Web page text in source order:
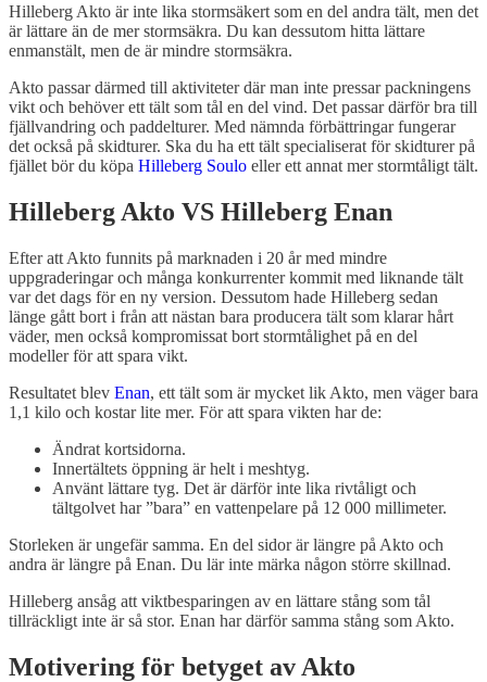
Hilleberg Akto är inte lika stormsäkert som en del andra tält, men det
är lättare än de mer stormsäkra. Du kan dessutom hitta lättare
enmanstält, men de är mindre stormsäkra.
Akto passar därmed till aktiviteter där man inte pressar packningens
vikt och behöver ett tält som tål en del vind. Det passar därför bra till
fjällvandring och paddelturer. Med nämnda förbättringar fungerar
det också på skidturer. Ska du ha ett tält specialiserat för skidturer på
fjället bör du köpa Hilleberg Soulo eller ett annat mer stormtåligt tält.
Hilleberg Akto VS Hilleberg Enan
Efter att Akto funnits på marknaden i 20 år med mindre
uppgraderingar och många konkurrenter kommit med liknande tält
var det dags för en ny version. Dessutom hade Hilleberg sedan
länge gått bort i från att nästan bara producera tält som klarar hårt
väder, men också kompromissat bort stormtålighet på en del
modeller för att spara vikt.
Resultatet blev Enan, ett tält som är mycket lik Akto, men väger bara
1,1 kilo och kostar lite mer. För att spara vikten har de:
Ändrat kortsidorna.
Innertältets öppning är helt i meshtyg.
Använt lättare tyg. Det är därför inte lika rivtåligt och
tältgolvet har ”bara” en vattenpelare på 12 000 millimeter.
Storleken är ungefär samma. En del sidor är längre på Akto och
andra är längre på Enan. Du lär inte märka någon större skillnad.
Hilleberg ansåg att viktbesparingen av en lättare stång som tål
tillräckligt inte är så stor. Enan har därför samma stång som Akto.
Motivering för betyget av Akto